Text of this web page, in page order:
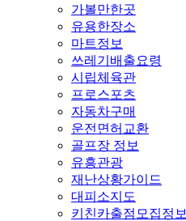
가볼만한곳
유용한장소
마트정보
쓰레기배출요령
시립체육관
프로스포츠
자동차구매
운전면허교환
골프장 정보
유흥관광
재난상황가이드
대피소지도
키친카출점모집정보